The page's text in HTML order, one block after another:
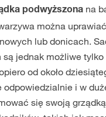
podwyższona na
można
lub donicach.
jednak możliwe
od około
odpowiedzialnie i w
się swoją